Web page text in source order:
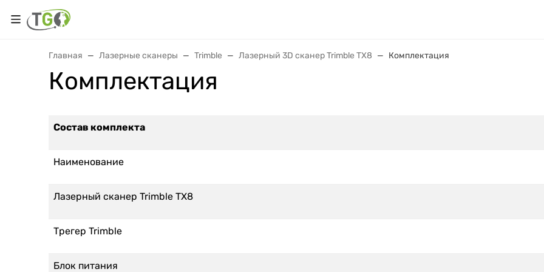
Главная Лазерные сканеры Trimble Лазерный 3D сканер Trimble TX8 Комплектация
Комплектация
Состав комплекта
Наименование
Лазерный сканер Trimble TX8
Трегер Trimble
Блок питания